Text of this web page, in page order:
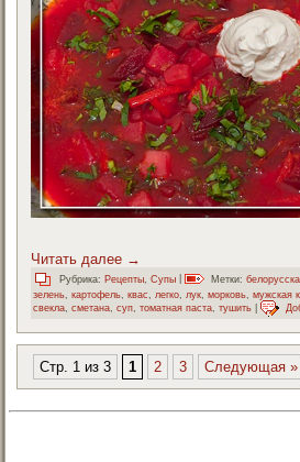
Читать далее →
Рубрика: Рецепты ,Супы Метки:
зелень,картофель,квас,легко,лук,морковь,мужская
свекла,сметана,суп,томатная паста,тушить |
Стр. 1 из 3 1 2 3 Следующая »